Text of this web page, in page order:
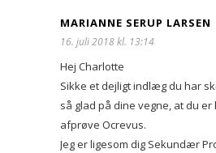
MARIANNE SERUP LARSEN
16. juli 2018 kl. 13:14
Hej Charlotte
Sikke et dejligt indlæg du har
så glad på dine vegne, at du
afprøve Ocrevus.
Jeg er ligesom dig Sekundær